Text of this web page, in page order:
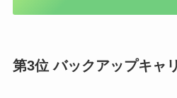
第3位 バックアップキャ